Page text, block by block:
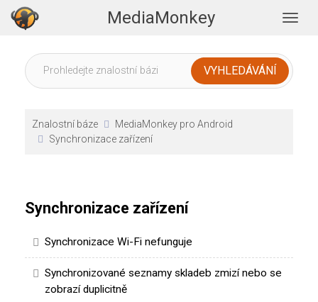
MediaMonkey
Znalostní báze
MediaMonkey pro Android
Synchronizace zařízení
Synchronizace zařízení
Synchronizace Wi-Fi nefunguje
Synchronizované seznamy skladeb zmizí nebo se
zobrazí duplicitně